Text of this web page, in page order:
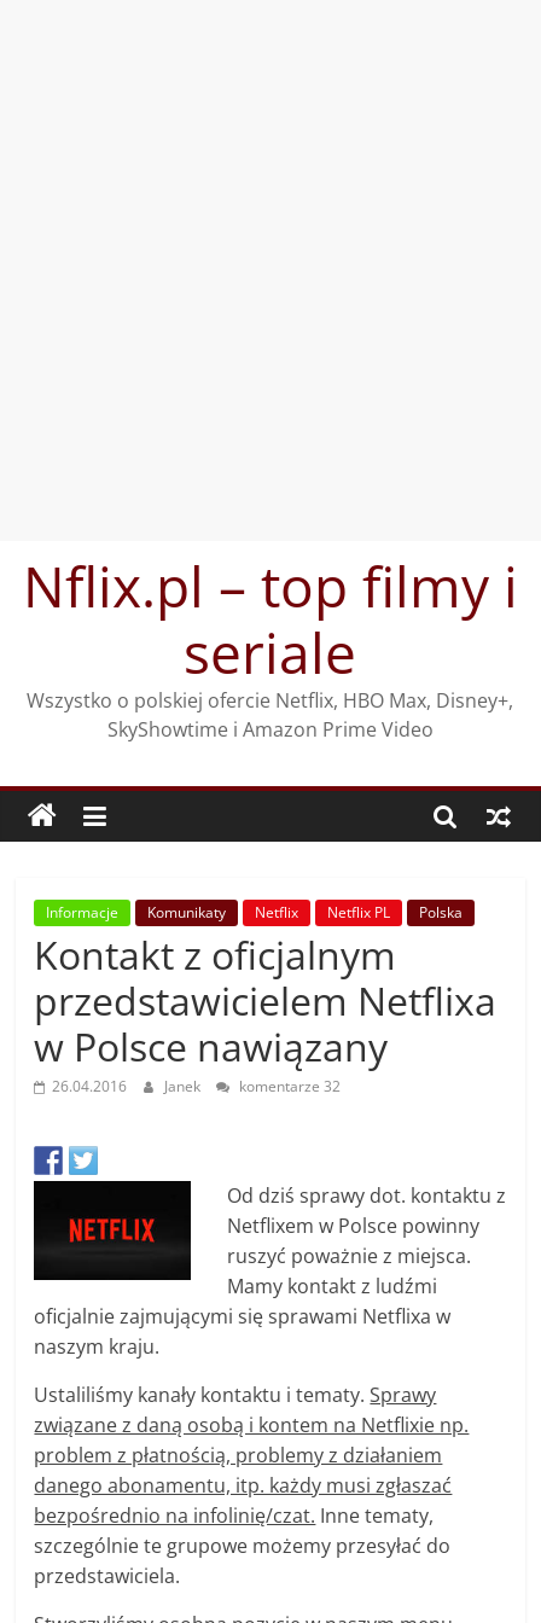
treściNflix.pl – top filmy i
seriale
Wszystko o polskiej ofercie Netflix, HBO Max, Disney+,
SkyShowtime i Amazon Prime Video
Informacje Komunikaty Netflix Netflix PL Polska
Kontakt z oficjalnym
przedstawicielem Netflixa
w Polsce nawiązany
26.04.2016 Janek komentarze 32
Od dziś sprawy dot. kontaktu z
Netflixem w Polsce powinny
ruszyć poważnie z miejsca.
Mamy kontakt z ludźmi
oficjalnie zajmującymi się sprawami Netflixa w
naszym kraju.
Ustaliliśmy kanały kontaktu i tematy.Sprawy
związane z daną osobą i kontem na Netflixie np.
problem z płatnością, problemy z działaniem
danego abonamentu, itp. każdy musi zgłaszać
bezpośrednio na infolinię/czat. Inne tematy,
szczególnie te grupowe możemy przesyłać do
przedstawiciela.